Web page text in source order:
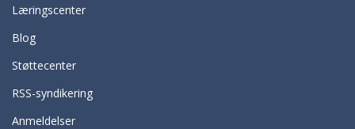
Læringscenter
Blog
Støttecenter
RSS-syndikering
Anmeldelser